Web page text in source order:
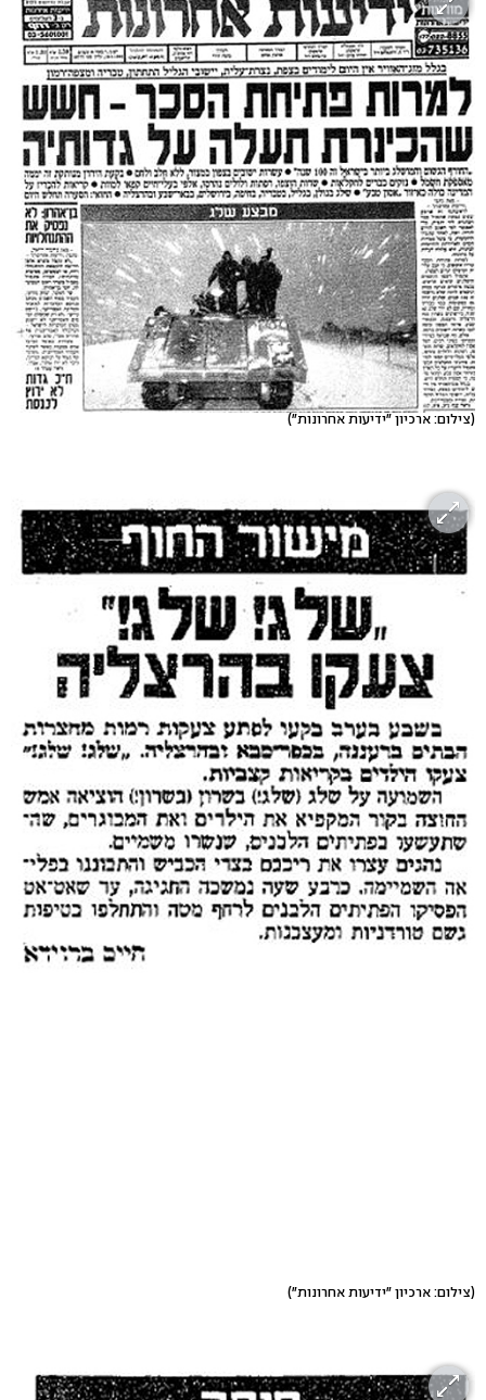
(צילום: ארכיון "ידיעות אחרונות")
(צילום: ארכיון "ידיעות אחרונות")